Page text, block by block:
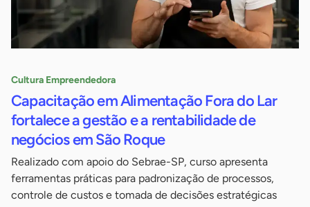
Cultura Empreendedora
Capacitação em Alimentação Fora do Lar
fortalece a gestão e a rentabilidade de
negócios em São Roque
Realizado com apoio do Sebrae-SP, curso apresenta
ferramentas práticas para padronização de processos,
controle de custos e tomada de decisões estratégicas